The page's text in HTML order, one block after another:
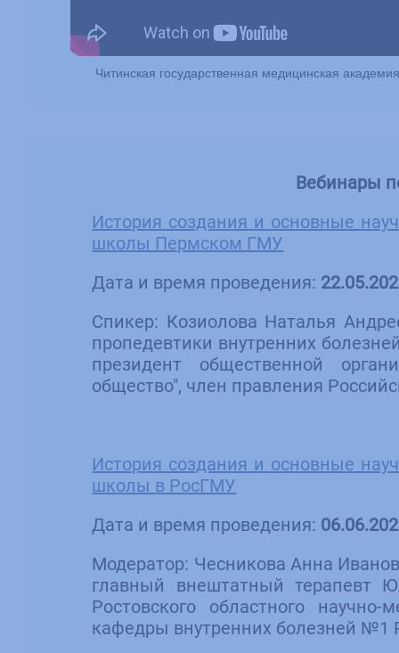
Читинская государственная медицинская
Вебинары
История создания и основные
школы Пермском ГМУ
Дата и время проведения:
Спикер: Козиолова Наталья
пропедевтики внутренних
президент общественной
общество", член правления
История создания и основные
школы в РосГМУ
Дата и время проведения:
Модератор: Чесникова Анна
главный внештатный терапевт
Ростовского областного
кафедры внутренних болезней №1